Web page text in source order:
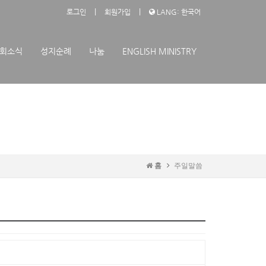
로그인 회원가입 LANG: 한국어
소식 성지순례 나눔 ENGLISH MINISTRY
홈 주일말씀